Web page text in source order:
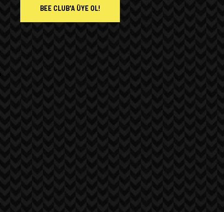
BEE CLUB'A ÜYE OL!